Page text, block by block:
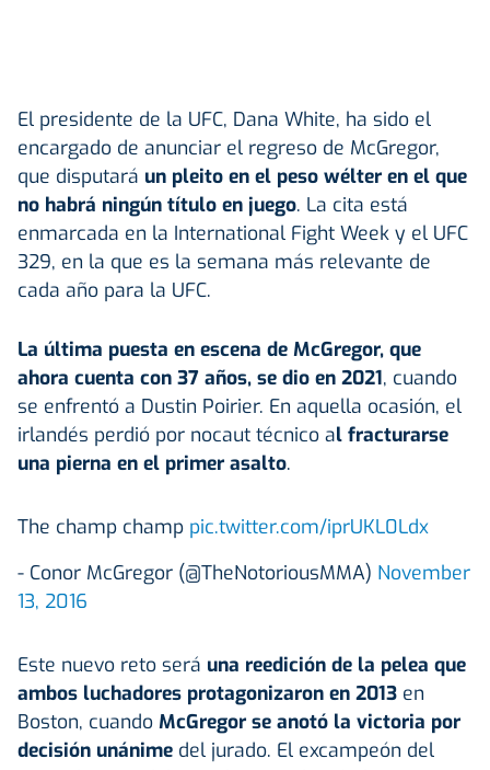
El presidente de la UFC, Dana White, ha sido el
encargado de anunciar el regreso de McGregor,
que disputará un pleito en el peso wélter en el que
no habrá ningún título en juego. La cita está
enmarcada en la International Fight Week y el UFC
329, en la que es la semana más relevante de
cada año para la UFC.
La última puesta en escena de McGregor, que
ahora cuenta con 37 años, se dio en 2021, cuando
se enfrentó a Dustin Poirier. En aquella ocasión, el
irlandés perdió por nocaut técnico al fracturarse
una pierna en el primer asalto.
The champ champ pic.twitter.com/iprUKL0Ldx
- Conor McGregor (@TheNotoriousMMA) November
13, 2016
Este nuevo reto será una reedición de la pelea que
ambos luchadores protagonizaron en 2013 en
Boston, cuando McGregor se anotó la victoria por
decisión unánime del jurado. El excampeón del